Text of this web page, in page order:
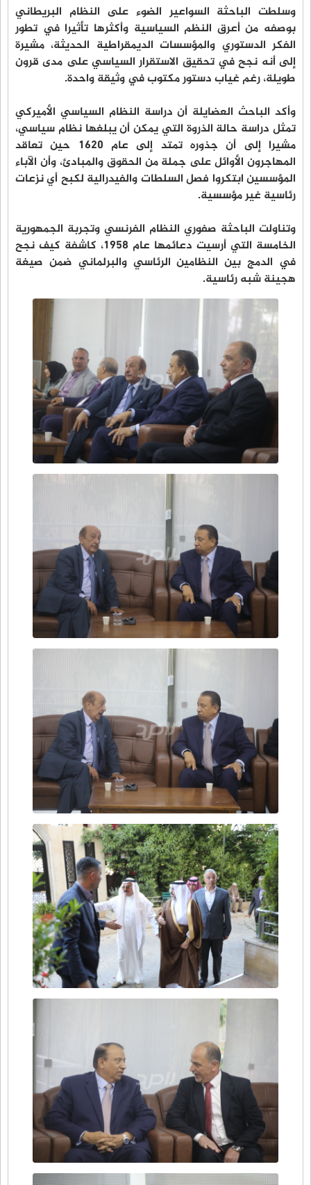
وسلطت الباحثة السواعير الضوء على النظام البريطاني
بوصفه من أعرق النظم السياسية وأكثرها تأثيرا في تطور
الفكر الدستوري والمؤسسات الديمقراطية الحديثة، مشيرة
إلى أنه نجح في تحقيق الاستقرار السياسي على مدى قرون
طويلة، رغم غياب دستور مكتوب في وثيقة واحدة.
وأكد الباحث العضايلة أن دراسة النظام السياسي الأميركي
تمثل دراسة حالة الذروة التي يمكن أن يبلغها نظام سياسي،
مشيرا إلى أن جذوره تمتد إلى عام 1620 حين تعاقد
المهاجرون الأوائل على جملة من الحقوق والمبادئ، وأن الآباء
المؤسسين ابتكروا فصل السلطات والفيدرالية لكبح أي نزعات
رئاسية غير مؤسسية.
وتناولت الباحثة صفوري النظام الفرنسي وتجربة الجمهورية
الخامسة التي أرسيت دعائمها عام 1958، كاشفة كيف نجح
في الدمج بين النظامين الرئاسي والبرلماني ضمن صيغة
هجينة شبه رئاسية.